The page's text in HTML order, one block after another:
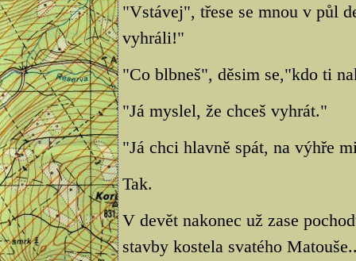
"Vstávej", třese se mnou v půl
vyhráli!"
"Co blbneš", děsim se,"kdo ti
"Já myslel, že chceš vyhrát."
"Já chci hlavně spát, na výhře
Tak.
V devět nakonec už zase
stavby kostela svatého